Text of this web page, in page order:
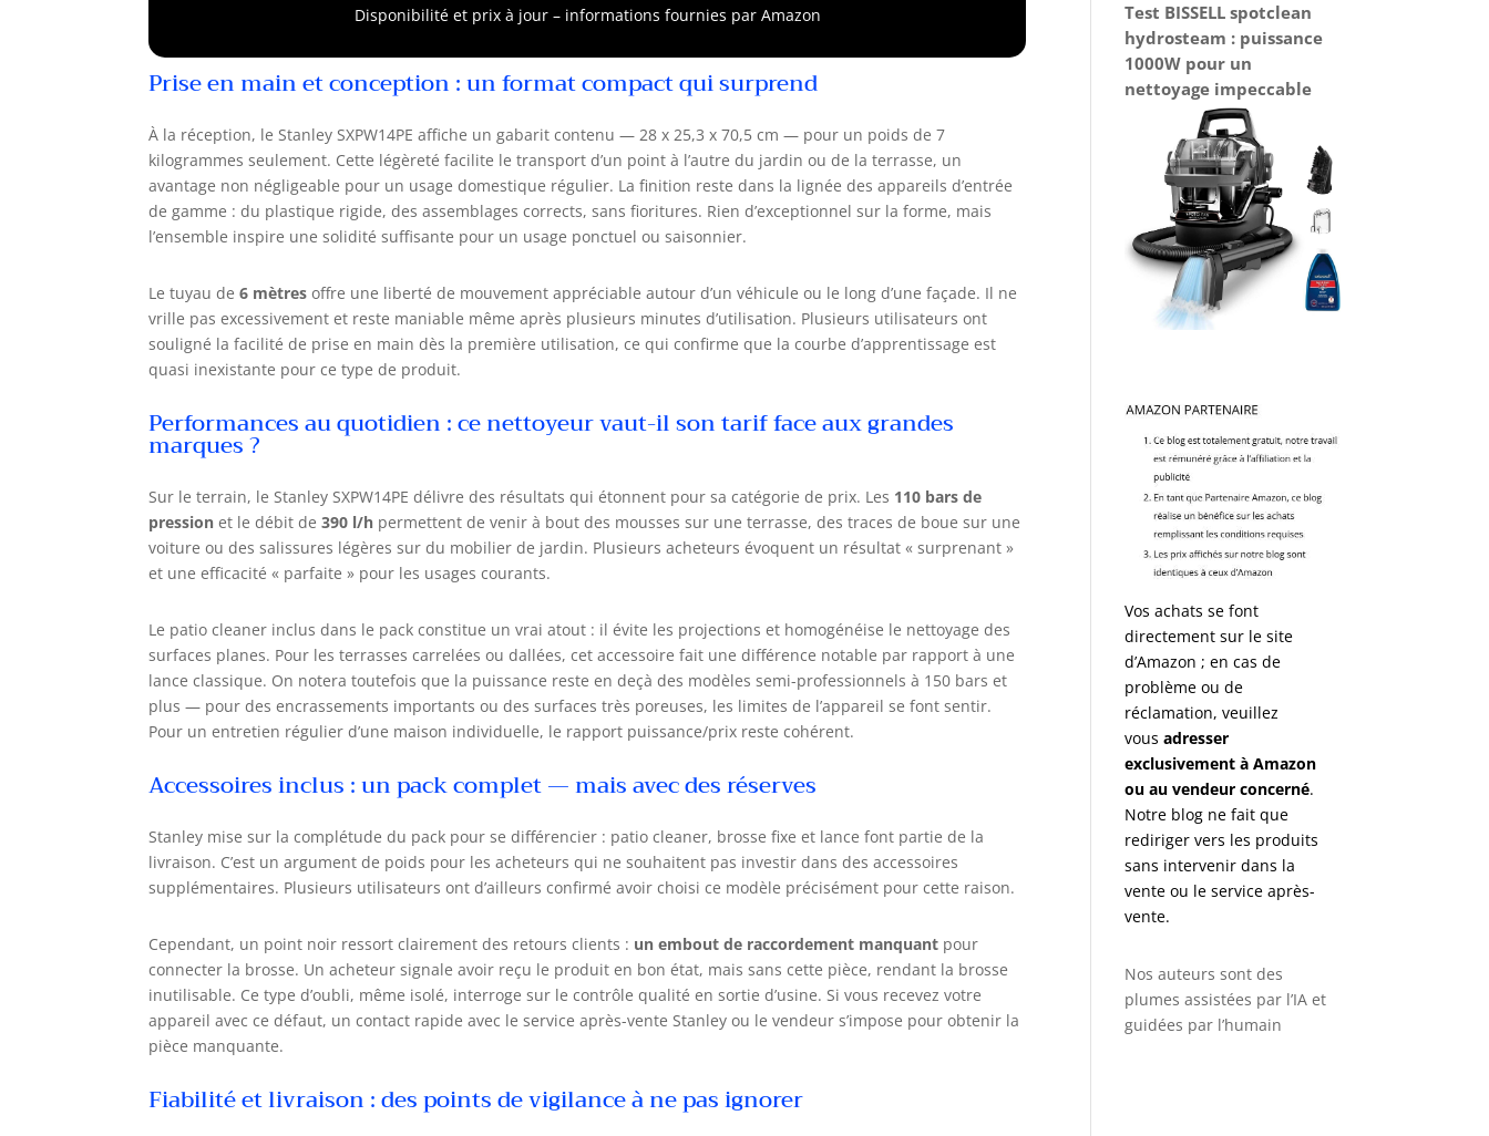
fonctionnement du nettoyeur
Disponibilité et prix à jour – informations fournies par Amazon
Prise en main et conception : un format compact qui surprend
À la réception, le Stanley SXPW14PE affiche un gabarit contenu — 28 x 25,3 x 70,5 cm — pour un poids de 7
kilogrammes seulement. Cette légèreté facilite le transport d’un point à l’autre du jardin ou de la terrasse, un
avantage non négligeable pour un usage domestique régulier. La finition reste dans la lignée des appareils d’entrée
de gamme : du plastique rigide, des assemblages corrects, sans fioritures. Rien d’exceptionnel sur la forme, mais
l’ensemble inspire une solidité suffisante pour un usage ponctuel ou saisonnier.
Le tuyau de6 mètres offre une liberté de mouvement appréciable autour d’un véhicule ou le long d’une façade. Il ne
vrille pas excessivement et reste maniable même après plusieurs minutes d’utilisation. Plusieurs utilisateurs ont
souligné la facilité de prise en main dès la première utilisation, ce qui confirme que la courbe d’apprentissage est
quasi inexistante pour ce type de produit.
Performances au quotidien : ce nettoyeur vaut-il son tarif face aux grandes
marques ?
Sur le terrain, le Stanley SXPW14PE délivre des résultats qui étonnent pour sa catégorie de prix. Les 110 bars de
pression et le débit de390 l/h permettent de venir à bout des mousses sur une terrasse, des traces de boue sur une
voiture ou des salissures légères sur du mobilier de jardin. Plusieurs acheteurs évoquent un résultat « surprenant »
et une efficacité « parfaite » pour les usages courants.
Le patio cleaner inclus dans le pack constitue un vrai atout : il évite les projections et homogénéise le nettoyage des
surfaces planes. Pour les terrasses carrelées ou dallées, cet accessoire fait une différence notable par rapport à une
lance classique. On notera toutefois que la puissance reste en deçà des modèles semi-professionnels à 150 bars et
plus — pour des encrassements importants ou des surfaces très poreuses, les limites de l’appareil se font sentir.
Pour un entretien régulier d’une maison individuelle, le rapport puissance/prix reste cohérent.
Accessoires inclus : un pack complet — mais avec des réserves
Stanley mise sur la complétude du pack pour se différencier : patio cleaner, brosse fixe et lance font partie de la
livraison. C’est un argument de poids pour les acheteurs qui ne souhaitent pas investir dans des accessoires
supplémentaires. Plusieurs utilisateurs ont d’ailleurs confirmé avoir choisi ce modèle précisément pour cette raison.
Cependant, un point noir ressort clairement des retours clients : un embout de raccordement manquant pour
connecter la brosse. Un acheteur signale avoir reçu le produit en bon état, mais sans cette pièce, rendant la brosse
inutilisable. Ce type d’oubli, même isolé, interroge sur le contrôle qualité en sortie d’usine. Si vous recevez votre
appareil avec ce défaut, un contact rapide avec le service après-vente Stanley ou le vendeur s’impose pour obtenir la
pièce manquante.
Fiabilité et livraison : des points de vigilance à ne pas ignorer
Test BISSELL spotclean
hydrosteam : puissance
1000W pour un
nettoyage impeccable
Vos achats se font
directement sur le site
d’Amazon ; en cas de
problème ou de
réclamation, veuillez
vousadresser
exclusivement à Amazon
ou au vendeur concerné.
Notre blog ne fait que
rediriger vers les produits
sans intervenir dans la
vente ou le service après-
vente.
Nos auteurs sont des
plumes assistées par l’IA et
guidées par l’humain